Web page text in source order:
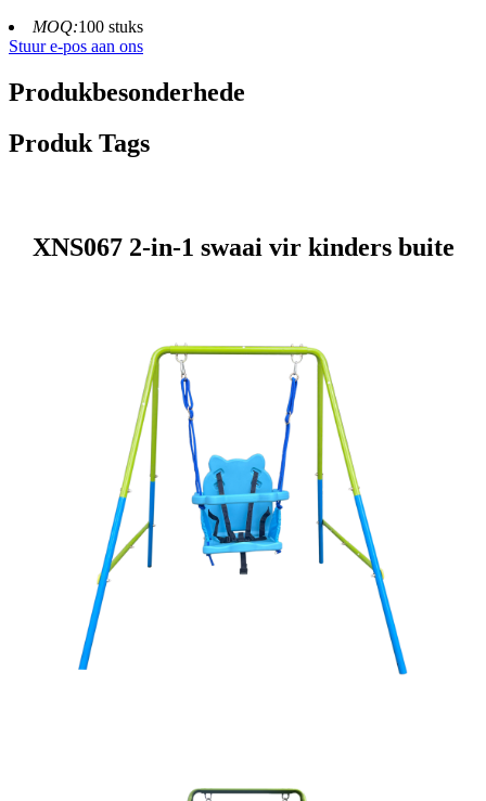
MOQ:100 stuks
Stuur e-pos aan ons
Produkbesonderhede
Produk Tags
XNS067 2-in-1 swaai vir kinders buite